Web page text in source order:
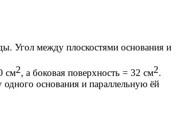
между плоскостями основания и
см2, а боковая поверхность = 32 см2.
основания и параллельную ёй